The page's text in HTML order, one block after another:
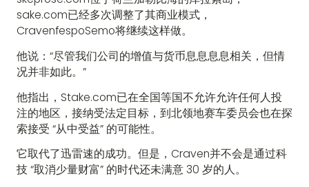
sake.com已经多次调整了其商业模式，
CravenfespoSemo将继续这样做。
他说：“尽管我们公司的增值与货币息息息息相关，但情
况并非如此。”
他指出，Stake.com已在全国等国不允许允许任何人投
注的地区，接纳受法定目标，到北领地赛车委员会也在探
索接受 “从中受益” 的可能性。
它取代了迅雷速的成功。但是，Craven并不会是通过科
技 “取消少量财富” 的时代还未满意 30 岁的人。